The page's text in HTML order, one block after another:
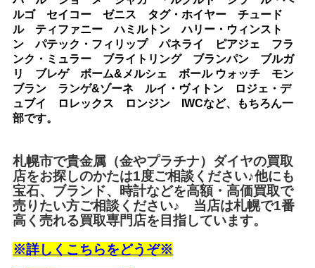
ルゴ セイコー ゼニス タグ・ホイヤー チュード
ル ティファニー ハミルトン ハリー・ウィンスト
ン パテック・フィリップ パネライ ピアジェ フラ
ンク・ミュラー ブライトリング ブランパン ブルガ
リ ブレゲ ボーム&メルシェ ボール ウォッチ モン
ブラン ランゲ&ゾーネ ルイ・ヴィトン ロジェ・デ
ュブイ ロレックス ロンジン IWCなど、もちろん一
部です。
札幌市で貴金属 （金やプラチナ）ダイヤの買取
店をお探しのかたは1度ご相談ください♪他にも
宝石、ブランド、時計などを高額・高価買取で
売りたい方ご相談ください♪ 当店は札幌で1番
高く売れる買取専門店を目指しています。
※詳しくこちらをどうぞ※